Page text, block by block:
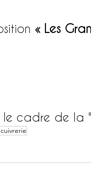
« Les
le cadre de la